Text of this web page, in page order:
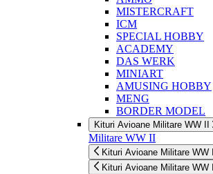
MISTERCRAFT
ICM
SPECIAL HOBBY
ACADEMY
DAS WERK
MINIART
AMUSING HOBBY
MENG
BORDER MODEL
Kituri Avioane Militare WW II
Militare WW II
Kituri Avioane Militare WW II
Kituri Avioane Militare WW II